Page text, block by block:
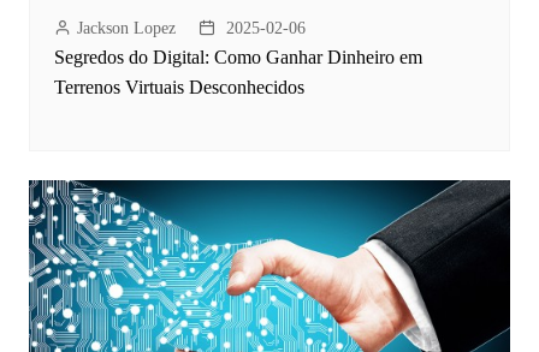
Jackson Lopez 2025-02-06
Segredos do Digital: Como Ganhar Dinheiro em
Terrenos Virtuais Desconhecidos